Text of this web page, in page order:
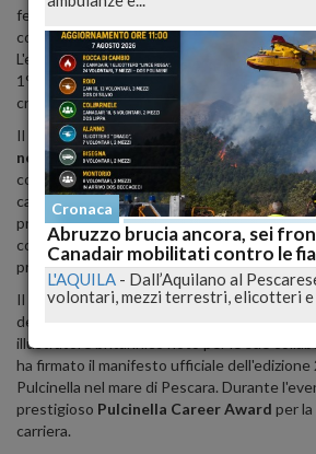
festival promosso dalla
collaborazione con laRegione Abruzzoe il
L'evento, diretto daRoberto Genovesi, si
1° giugno 2025, trasformando la città in un
creatività e innovazione.
Il tema centrale di quest'anno è l'
nell'animazione, un argomento di grande
come le nuove tecnologie stiano
cartoni animati.Durante il festival, esperti
professionisti del settore e appassionati si
come l'IA influenzi la narrazione, il design dei
produzione di contenuti animati.
Il festival renderà omaggio a due figure
dell'animazione:
illustratore britannico noto per le sue
ha firmato il manifesto ufficiale
Pulcinella nel mare di Pescara. Durante
prestigioso Pulcinella Career Award per
carriera.
Cronaca
Abruzzo brucia ancora, sei
Canadair mobilitati contro le
L'AQUILA - Dall’Aquilano al
volontari, mezzi terrestri, elicotteri e